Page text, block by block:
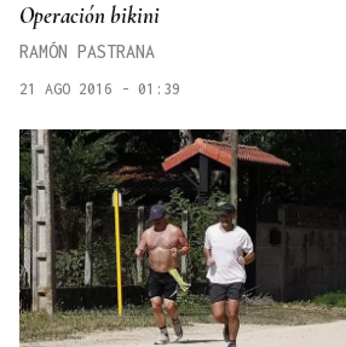
Operación bikini
RAMÓN PASTRANA
21 AGO 2016 - 01:39